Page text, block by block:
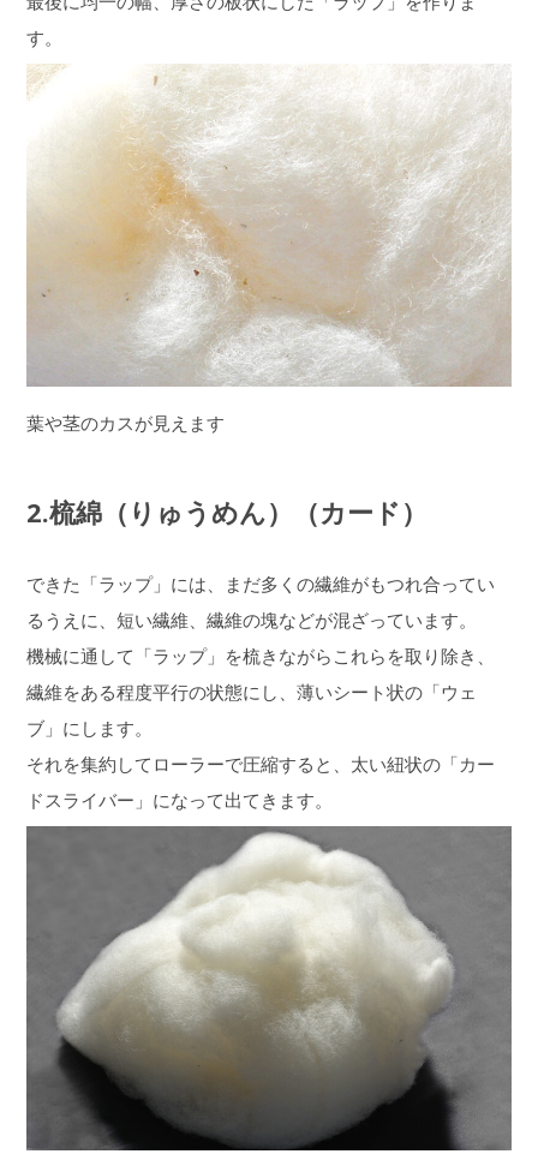
す。
葉や茎のカスが見えます
2.梳綿（りゅうめん）（カード）
できた「ラップ」には、まだ多くの繊維がもつれ合ってい
るうえに、短い繊維、繊維の塊などが混ざっています。
機械に通して「ラップ」を梳きながらこれらを取り除き、
繊維をある程度平行の状態にし、薄いシート状の「ウェ
ブ」にします。
それを集約してローラーで圧縮すると、太い紐状の「カー
ドスライバー」になって出てきます。